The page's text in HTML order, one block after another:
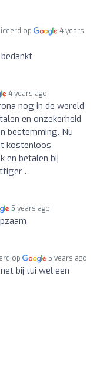
op
4 years
4 years ago
nog in de wereld
en onzekerheid
bestemming. Nu
kostenloos
en betalen bij
.
5 years ago
op 5 years ago
bij tui wel een